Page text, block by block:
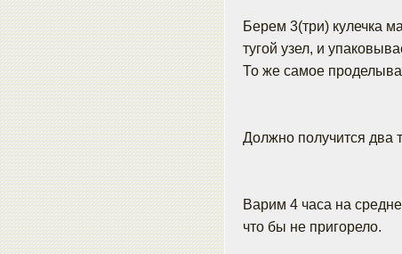
Берем 3(три) кулечка
тугой узел, и
То же самое
Должно получится два
Варим 4 часа на
что бы не пригорело.